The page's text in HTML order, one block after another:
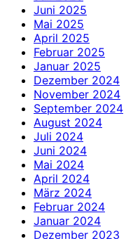
Juni 2025
Mai 2025
April 2025
Februar 2025
Januar 2025
Dezember 2024
November 2024
September 2024
August 2024
Juli 2024
Juni 2024
Mai 2024
April 2024
März 2024
Februar 2024
Januar 2024
Dezember 2023